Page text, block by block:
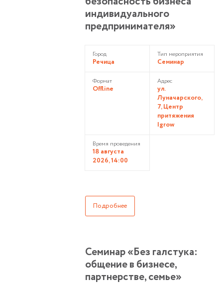
индивидуального
предпринимателя»
Город
Речица
Тип мероприятия
Семинар
Формат
Offline
Адрес
ул.
Луначарского,
7, Центр
притяжения
Igrow
Время проведения
18 августа
2026, 14:00
Подробнее
Семинар «Без галстука:
общение в бизнесе,
партнерстве, семье»